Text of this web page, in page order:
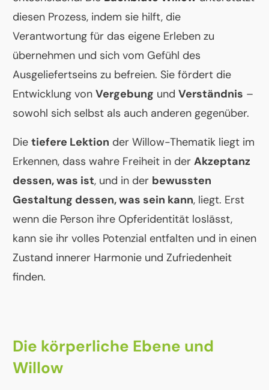
diesen Prozess, indem sie hilft, die
Verantwortung für das eigene Erleben zu
übernehmen und sich vom Gefühl des
Ausgeliefertseins zu befreien. Sie fördert die
Entwicklung von Vergebung und Verständnis –
sowohl sich selbst als auch anderen gegenüber.
Die tiefere Lektion der Willow-Thematik liegt im
Erkennen, dass wahre Freiheit in der Akzeptanz
dessen, was ist, und in der bewussten
Gestaltung dessen, was sein kann, liegt. Erst
wenn die Person ihre Opferidentität loslässt,
kann sie ihr volles Potenzial entfalten und in einen
Zustand innerer Harmonie und Zufriedenheit
finden.
Die körperliche Ebene und
Willow